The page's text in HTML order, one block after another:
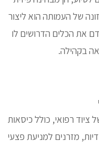
של העמותה הוא ליצור
את הכלים הדרושים לו
בקהילה.
רפואי, כולל כיסאות
מזרנים למניעת פצעי